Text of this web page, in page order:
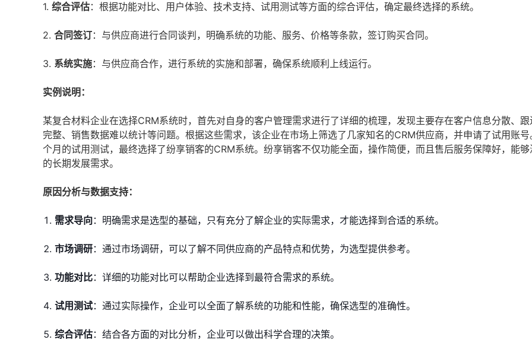
1. 综合评估：根据功能对比、用户体验、技术支持、试用测试等方面的综合评估，确定最终选择的系统。
2. 合同签订：与供应商进行合同谈判，明确系统的功能、服务、价格等条款，签订购买合同。
3. 系统实施：与供应商合作，进行系统的实施和部署，确保系统顺利上线运行。
实例说明：
某复合材料企业在选择CRM系统时，首先对自身的客户管理需求进行了详细的梳理，发现主要存在客户信息分散、跟
完整、销售数据难以统计等问题。根据这些需求，该企业在市场上筛选了几家知名的CRM供应商，并申请了试用账
个月的试用测试，最终选择了纷享销客的CRM系统。纷享销客不仅功能全面，操作简便，而且售后服务保障好，能够
的长期发展需求。
原因分析与数据支持：
需求导向：明确需求是选型的基础，只有充分了解企业的实际需求，才能选择到合适的系统。
市场调研：通过市场调研，可以了解不同供应商的产品特点和优势，为选型提供参考。
功能对比：详细的功能对比可以帮助企业选择到最符合需求的系统。
试用测试：通过实际操作，企业可以全面了解系统的功能和性能，确保选型的准确性。
综合评估：结合各方面的对比分析，企业可以做出科学合理的决策。